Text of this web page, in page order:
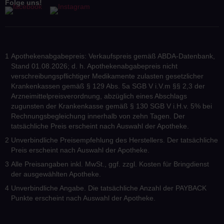
Folge uns!
Apothekenabgabepreis: Verkaufspreis gemäß ABDA-Datenbank,
Stand 01.08.2026; d. h. Apothekenabgabepreis nicht
verschreibungspflichtiger Medikamente zulasten gesetzlicher
Krankenkassen gemäß § 129 Abs. 5a SGB V i.V.m §§ 2,3 der
Arzneimittelpreisverordnung, abzüglich eines Abschlags
zugunsten der Krankenkasse gemäß § 130 SGB V i.H.v. 5% bei
Rechnungsbegleichung innerhalb von zehn Tagen. Der
tatsächliche Preis erscheint nach Auswahl der Apotheke.
Unverbindliche Preisempfehlung des Herstellers. Der tatsächliche
Preis erscheint nach Auswahl der Apotheke.
Alle Preisangaben inkl. MwSt., ggf. zzgl. Kosten für Bringdienst
der ausgewählten Apotheke.
Unverbindliche Angabe. Die tatsächliche Anzahl der PAYBACK
Punkte erscheint nach Auswahl der Apotheke.